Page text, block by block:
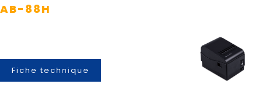
AB-88H
Fiche technique